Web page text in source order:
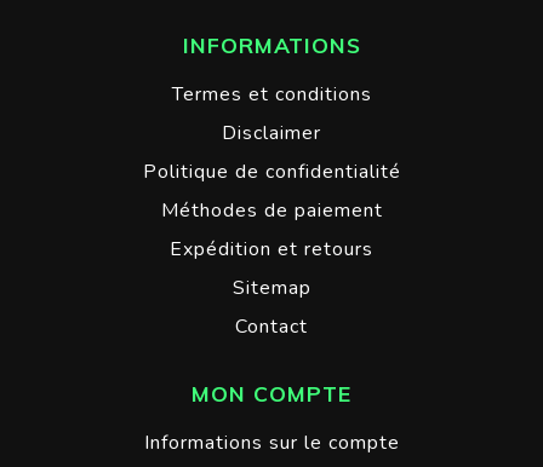
INFORMATIONS
Termes et conditions
Disclaimer
Politique de confidentialité
Méthodes de paiement
Expédition et retours
Sitemap
Contact
MON COMPTE
Informations sur le compte